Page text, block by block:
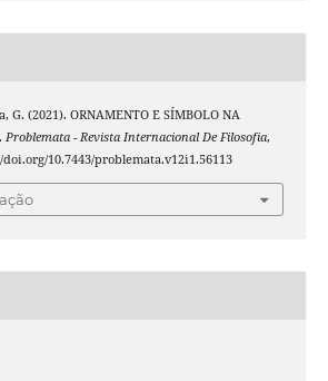
G. (2021). ORNAMENTO E SÍMBOLO NA
Problemata - Revista Internacional De Filosofia,
10.7443/problemata.v12i1.56113